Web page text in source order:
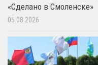
«Сделано в Смоленске»
05.08.2026